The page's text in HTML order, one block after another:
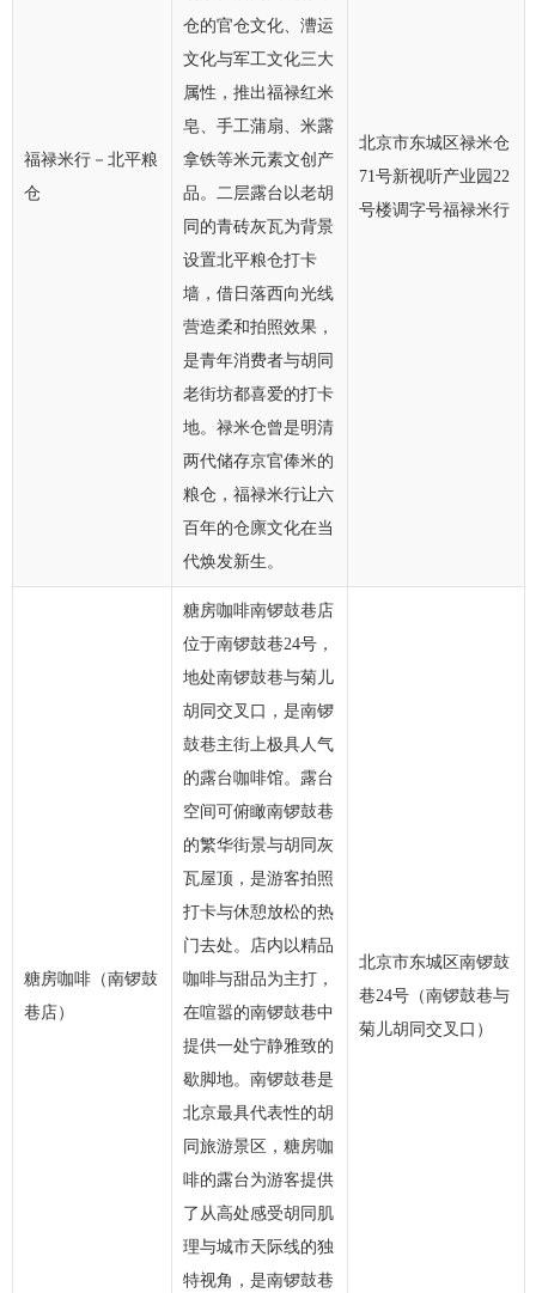
福禄米行－北平粮
仓
仓的官仓文化、漕运
文化与军工文化三大
属性，推出福禄红米
皂、手工蒲扇、米露
拿铁等米元素文创产
品。二层露台以老胡
同的青砖灰瓦为背景
设置北平粮仓打卡
墙，借日落西向光线
营造柔和拍照效果，
是青年消费者与胡同
老街坊都喜爱的打卡
地。禄米仓曾是明清
两代储存京官俸米的
粮仓，福禄米行让六
百年的仓廪文化在当
代焕发新生。
北京市东城区禄米仓
71号新视听产业园22
号楼调字号福禄米行
糖房咖啡（南锣鼓
巷店）
糖房咖啡南锣鼓巷店
位于南锣鼓巷24号，
地处南锣鼓巷与菊儿
胡同交叉口，是南锣
鼓巷主街上极具人气
的露台咖啡馆。露台
空间可俯瞰南锣鼓巷
的繁华街景与胡同灰
瓦屋顶，是游客拍照
打卡与休憩放松的热
门去处。店内以精品
咖啡与甜品为主打，
在喧嚣的南锣鼓巷中
提供一处宁静雅致的
歇脚地。南锣鼓巷是
北京最具代表性的胡
同旅游景区，糖房咖
啡的露台为游客提供
了从高处感受胡同肌
理与城市天际线的独
特视角，是南锣鼓巷
北京市东城区南锣鼓
巷24号（南锣鼓巷与
菊儿胡同交叉口）